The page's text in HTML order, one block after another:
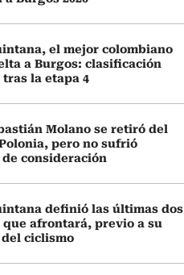
el mejor colombiano
a Burgos: clasificación
la etapa 4
Molano se retiró del
pero no sufrió
consideración
definió las últimas dos
que afrontará, previo a su
ciclismo